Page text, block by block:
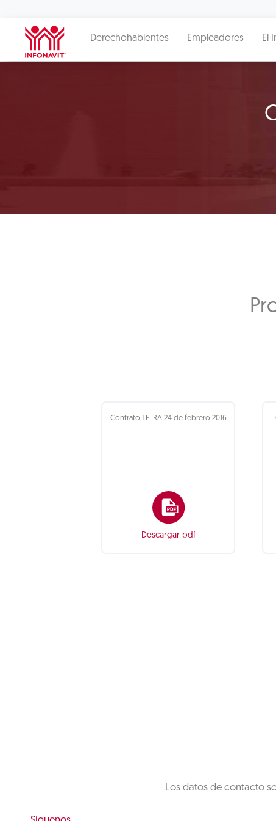
Derechohabientes Empleadores El
Contrato TELRA 24 de febrero 2016
Descargar pdf
Los datos de contacto